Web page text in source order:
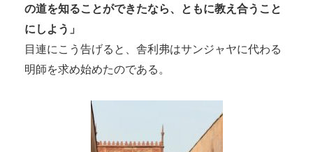
の道を知ることができたなら、ともに教え合うこと
にしよう」
目連にこう告げると、舎利弗はサンジャヤに代わる
明師を求め始めたのである。